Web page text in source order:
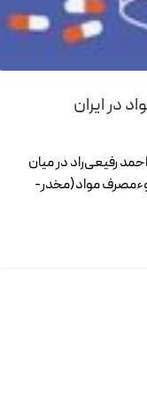
در ایران
رفیعی‌راد در میان
مواد(مخدر-